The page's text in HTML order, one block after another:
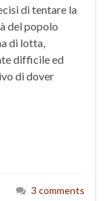
di tentare la
del popolo
di lotta,
difficile ed
di dover
3 comments